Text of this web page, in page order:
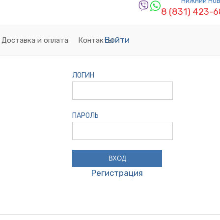
8 (831) 423-
Доставка и оплата КонтактыВойти
ЛОГИН
ПАРОЛЬ
Регистрация